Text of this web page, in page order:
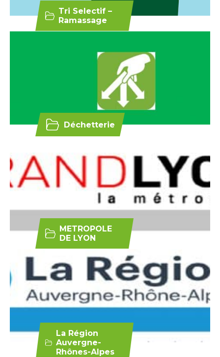
Tri Selectif –
Ramassage
Déchetterie
METROPOLE
DE LYON
La Région
Auvergne-
Rhônes-Alpes